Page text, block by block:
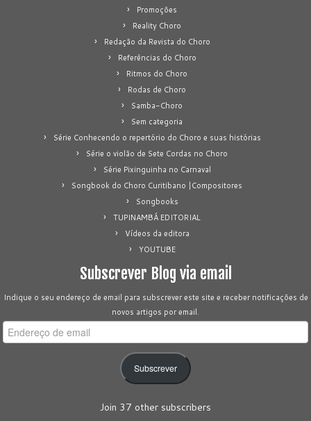
Promoções
Reality Choro
Redação da Revista do Choro
Referências do Choro
Ritmos do Choro
Rodas de Choro
Samba-Choro
Sem categoria
Série Conhecendo o repertório do Choro e suas histórias
Série o violão de Sete Cordas no Choro
Série Pixinguinha no Carnaval
Songbook do Choro Curitibano |Compositores
Songbooks
TUPINAMBÁ EDITORIAL
Vídeos da editora
YOUTUBE
Subscrever Blog via email
Indique o seu endereço de email para subscrever este site e receber notificações de
novos artigos por email.
Endereço
de
Subscrever
Join 37 other subscribers